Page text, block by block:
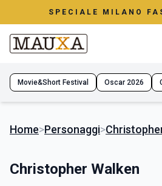
SPECIALE MILANO
Movie&Short Festival Oscar 2026
Home>Personaggi>
Christopher Walken